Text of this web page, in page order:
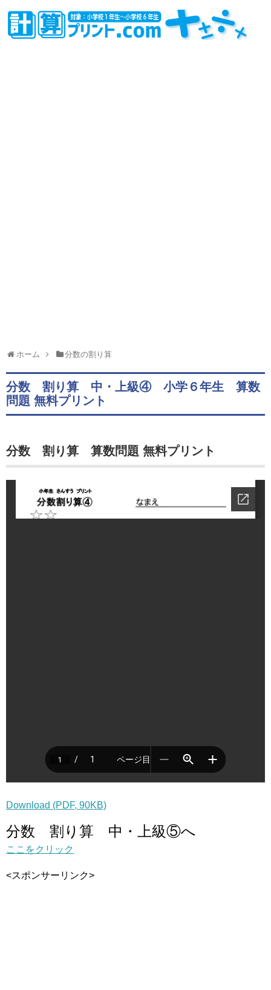
ホーム 分数の割り算
分数 割り算 中・上級④ 小学６年生 算数
問題 無料プリント
分数 割り算 算数問題 無料プリント
Download (PDF, 90KB)
分数 割り算 中・上級⑤へ
ここをクリック
<スポンサーリンク>